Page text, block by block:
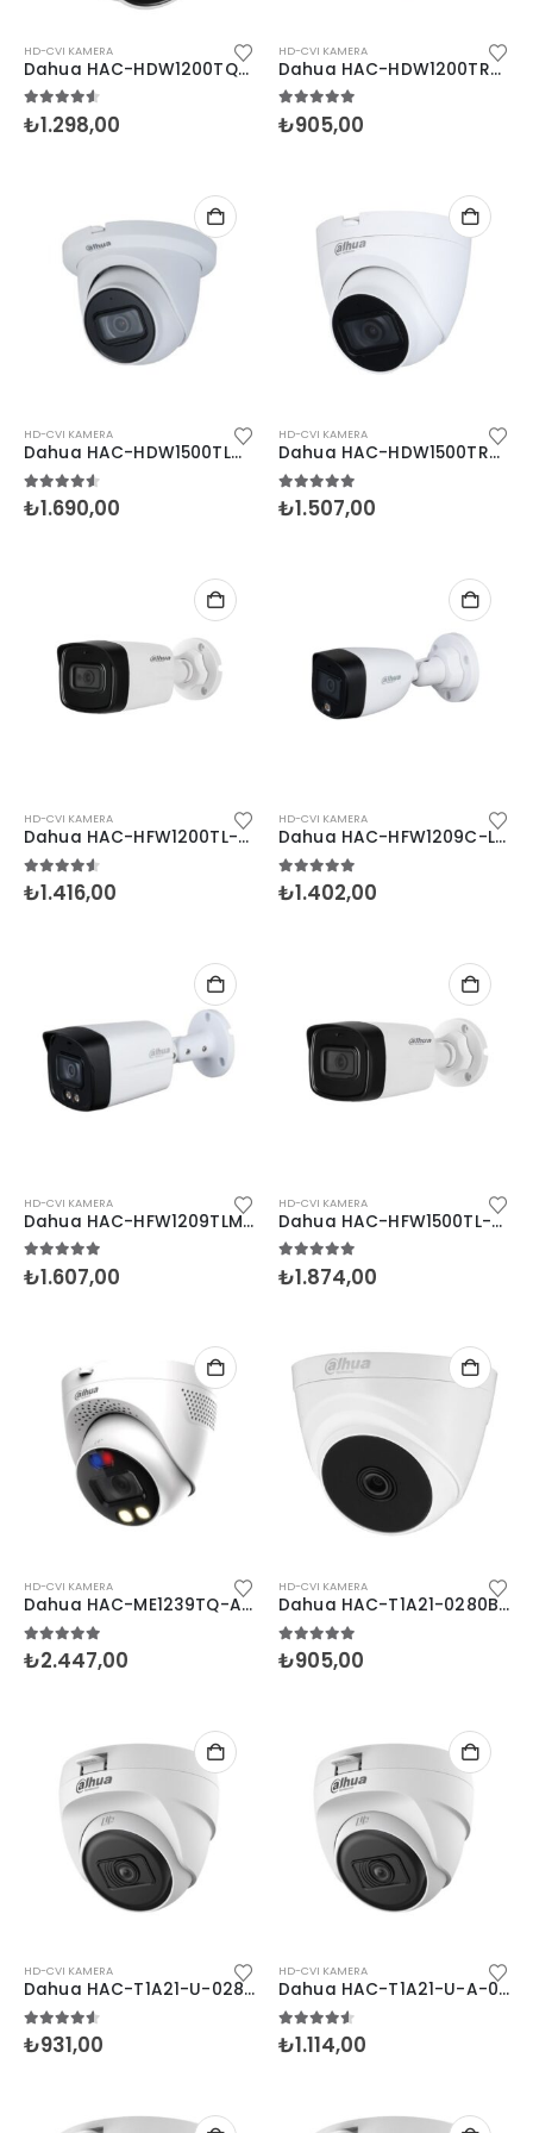
HD-CVI KAMERA
Dahua HAC-HDW1200TQ-0280B 2MP Dome
4.505 üzerinden
₺1.298,00
HD-CVI KAMERA
Dahua HAC-HDW1200TRQ-0280B 2MP Dome HDCVI
5.005 üzerinden
₺905,00
HD-CVI KAMERA
Dahua HAC-HDW1500TLMQ-0280B 5MP Dome HDCVI
4.505 üzerinden
₺1.690,00
HD-CVI KAMERA
Dahua HAC-HDW1500TRQ-0280B-S2 5MP Dome HDCVI
5.005 üzerinden
₺1.507,00
HD-CVI KAMERA
Dahua HAC-HFW1200TL-0360B 2MP Bullet HDCVI
4.505 üzerinden
₺1.416,00
HD-CVI KAMERA
Dahua HAC-HFW1209C-LED 2MP Bullet HDCVI
5.005 üzerinden
₺1.402,00
HD-CVI KAMERA
Dahua HAC-HFW1209TLM-A-LED-0360B Bullet Sesli
5.005 üzerinden
₺1.607,00
HD-CVI KAMERA
Dahua HAC-HFW1500TL-0360B-S2 5MP Bullet HDCVI
5.005 üzerinden
₺1.874,00
HD-CVI KAMERA
Dahua HAC-ME1239TQ-A-PV 2MP Dual Light Dome HDCVI
5.00 5 üzerinden
₺2.447,00
HD-CVI KAMERA
Dahua HAC-T1A21-0280B 2MP Dome HDCVI Kamera
5.005 üzerinden
₺905,00
HD-CVI KAMERA
Dahua HAC-T1A21-U-0280B 2MP Dome HDCVI Kamera
4.505 üzerinden
₺931,00
HD-CVI KAMERA
Dahua HAC-T1A21-U-A-0280B 2MP Dome HDCVI Sesli
4.505 üzerinden
₺1.114,00